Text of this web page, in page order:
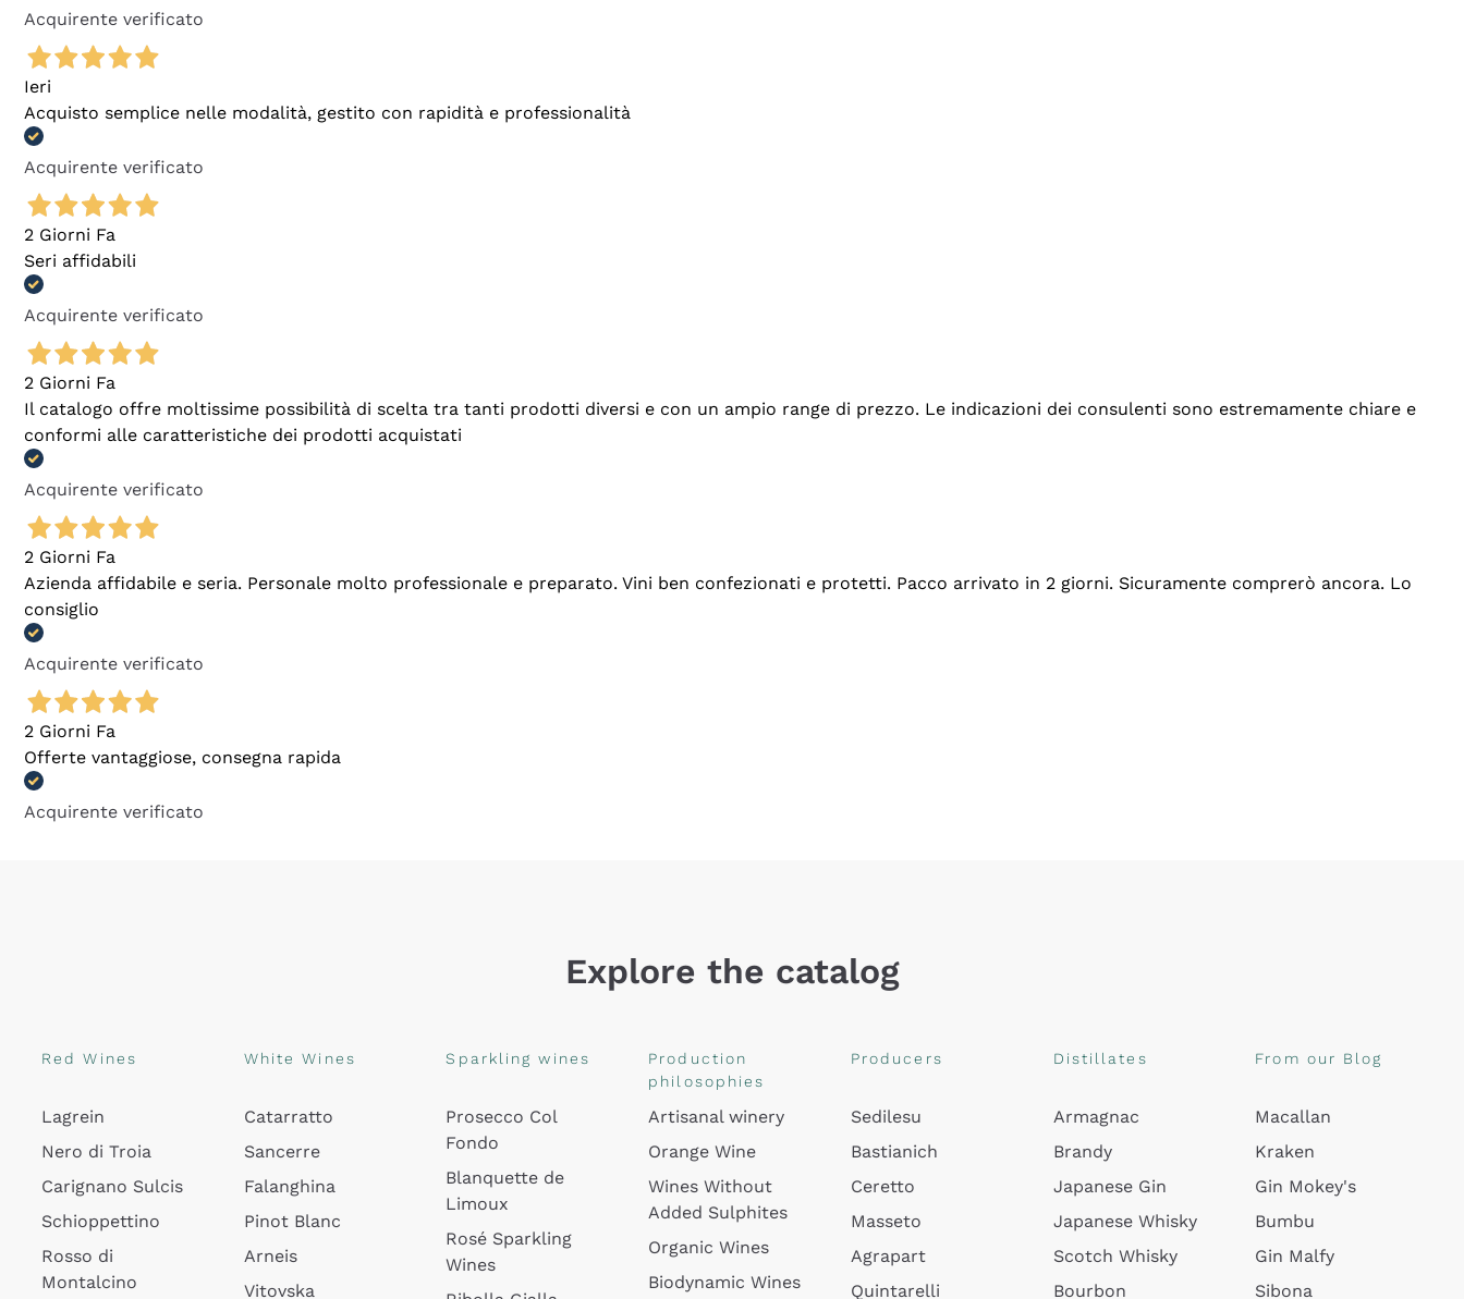
Acquirente verificato
Ieri
Acquisto semplice nelle modalità, gestito con rapidità e professionalità
Acquirente verificato
2 Giorni Fa
Seri affidabili
Acquirente verificato
2 Giorni Fa
Il catalogo offre moltissime possibilità di scelta tra tanti prodotti diversi e con un ampio range di prezzo. Le indicazioni dei consulenti sono estremamente chiare e
conformi alle caratteristiche dei prodotti acquistati
Acquirente verificato
2 Giorni Fa
Azienda affidabile e seria. Personale molto professionale e preparato. Vini ben confezionati e protetti. Pacco arrivato in 2 giorni. Sicuramente comprerò ancora. Lo
consiglio
Acquirente verificato
2 Giorni Fa
Offerte vantaggiose, consegna rapida
Acquirente verificato
Explore the catalog
Red Wines
Lagrein
Nero di Troia
Carignano Sulcis
Schioppettino
Rosso di
Montalcino
White Wines
Catarratto
Sancerre
Falanghina
Pinot Blanc
Arneis
Vitovska
Sparkling wines
Prosecco Col
Fondo
Blanquette de
Limoux
Rosé Sparkling
Wines
Production
philosophies
Artisanal winery
Orange Wine
Wines Without
Added Sulphites
Organic Wines
Biodynamic Wines
Producers
Sedilesu
Bastianich
Ceretto
Masseto
Agrapart
Quintarelli
Distillates
Armagnac
Brandy
Japanese Gin
Japanese Whisky
Scotch Whisky
Bourbon
From our Blog
Macallan
Kraken
Gin Mokey's
Bumbu
Gin Malfy
Sibona